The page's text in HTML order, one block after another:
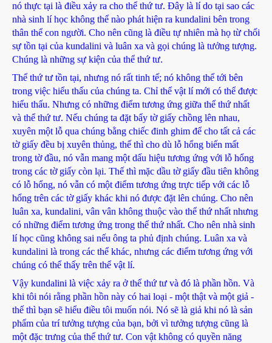
nó thực tại là điều xảy ra cho thể thứ tư. Đây là lí do tại sao các
nhà sinh lí học không thể nào phát hiện ra kundalini bên trong
thân thể con người. Cho nên cũng là điều tự nhiên mà họ từ chối
sự tồn tại của kundalini và luân xa và gọi chúng là tưởng tượng.
Chúng là những sự kiện của thể thứ tư.
Thể thứ tư tồn tại, nhưng nó rất tinh tế; nó không thể tới bên
trong việc hiểu thấu của chúng ta. Chỉ thể vật lí mới có thể được
hiểu thấu. Nhưng có những điểm tương ứng giữa thể thứ nhất
và thể thứ tư. Nếu chúng ta đặt bẩy tờ giấy chồng lên nhau,
xuyên một lỗ qua chúng bằng chiếc đinh ghim để cho tất cả các
tờ giấy đều bị xuyên thủng, thế thì cho dù lỗ hổng biến mất
trong tờ đầu, nó vẫn mang một dấu hiệu tương ứng với lỗ hổng
trong các tờ giấy còn lại. Thế thì mặc dầu tờ giấy đầu tiên không
có lỗ hổng, nó vẫn có một điểm tương ứng trực tiếp với các lỗ
hổng trên các tờ giấy khác khi nó được đặt lên chúng. Cho nên
luân xa, kundalini, vân vân không thuộc vào thể thứ nhất nhưng
có những điểm tương ứng trong thể thứ nhất. Cho nên nhà sinh
lí học cũng không sai nếu ông ta phủ định chúng. Luân xa và
kundalini là trong các thể khác, nhưng các điểm tương ứng với
chúng có thể thấy trên thể vật lí.
Vậy kundalini là việc xảy ra ở thể thứ tư và đó là phần hồn. Và
khi tôi nói rằng phần hồn này có hai loại - một thật và một giả -
thế thì bạn sẽ hiểu điều tôi muốn nói. Nó sẽ là giả khi nó là sản
phẩm của trí tưởng tượng của bạn, bởi vì tưởng tượng cũng là
một đặc trưng của thể thứ tư. Con vật không có quyền năng